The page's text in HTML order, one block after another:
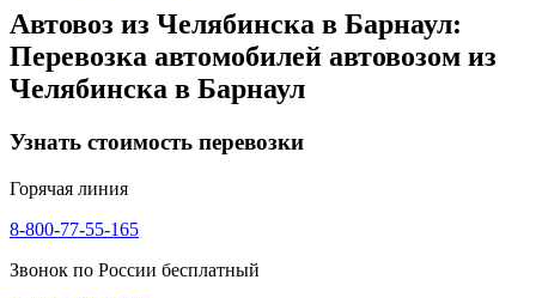
Автовоз из Челябинска в Барнаул:
Перевозка автомобилей автовозом из
Челябинска в Барнаул
Узнать стоимость перевозки
Горячая линия
8-800-77-55-165
Звонок по России бесплатный